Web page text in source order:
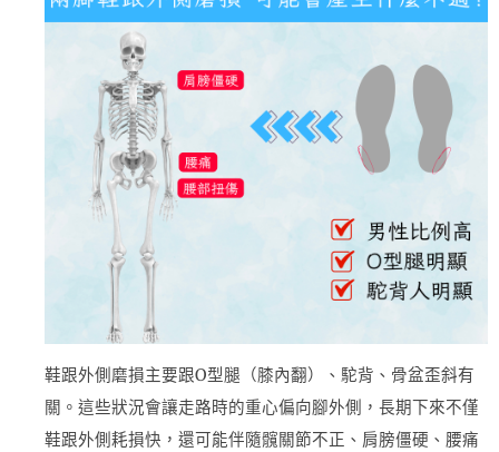
鞋跟外側磨損主要跟O型腿（膝內翻）、駝背、骨盆歪斜有
關。這些狀況會讓走路時的重心偏向腳外側，長期下來不僅
鞋跟外側耗損快，還可能伴隨髖關節不正、肩膀僵硬、腰痛